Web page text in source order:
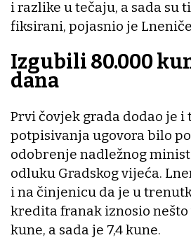
i razlike u tečaju, a sada su
fiksirani, pojasnio je
Izgubili 80.000
dana
Prvi čovjek grada dodao je i
potpisivanja ugovora bilo
odobrenje nadležnog
odluku Gradskog vijeća.
i na činjenicu da je u
kredita franak iznosio
kune, a sada je 7,4 kune.